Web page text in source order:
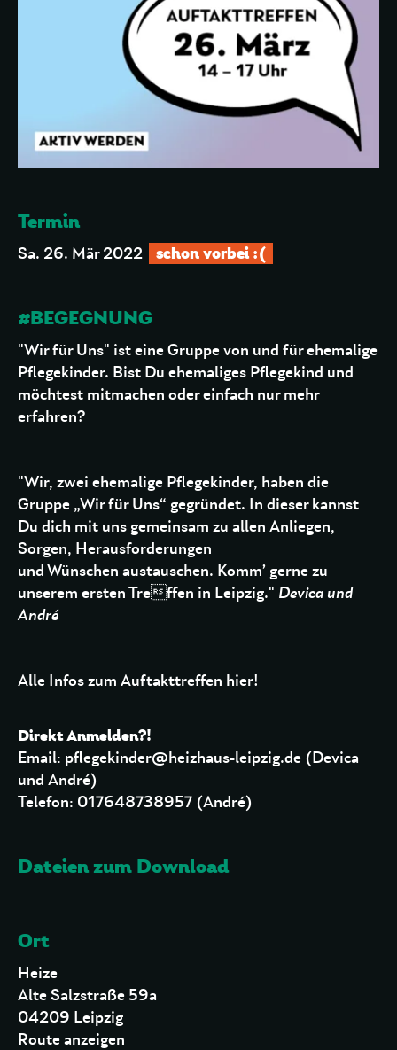
Termin
Sa. 26. Mär 2022 schon vorbei :(
#BEGEGNUNG
"Wir für Uns" ist eine Gruppe von und für ehemalige
Pflegekinder. Bist Du ehemaliges Pflegekind und
möchtest mitmachen oder einfach nur mehr
erfahren?
"Wir, zwei ehemalige Pflegekinder, haben die
Gruppe „Wir für Uns“ gegründet. In dieser kannst
Du dich mit uns gemeinsam zu allen Anliegen,
Sorgen, Herausforderungen
und Wünschen austauschen. Komm’ gerne zu
unserem ersten Treffen in Leipzig." Devica und
André
Alle Infos zum Auftakttreffen hier!
Direkt Anmelden?!
Email: pflegekinder@heizhaus-leipzig.de (Devica
und André)
Telefon: 017648738957 (André)
Dateien zum Download
Ort
Heize
Alte Salzstraße 59a
04209 Leipzig
Route anzeigen